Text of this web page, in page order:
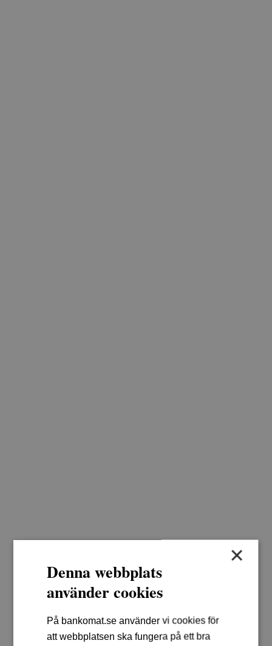
×
Denna webbplats
använder cookies
På bankomat.se använder vi cookies för
att webbplatsen ska fungera på ett bra